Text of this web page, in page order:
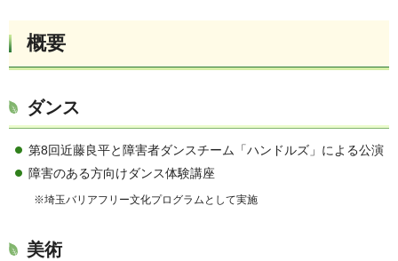
概要
ダンス
第8回近藤良平と障害者ダンスチーム「ハンドルズ」による公演
障害のある方向けダンス体験講座
※埼玉バリアフリー文化プログラムとして実施
美術